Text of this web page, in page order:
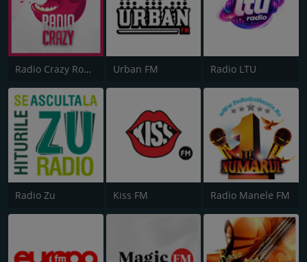
Radio Crazy Romania Urban FM Radio LTU
Radio Zu Kiss FM Radio Manele FM